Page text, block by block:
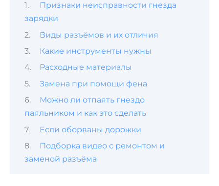
Признаки неисправности гнезда
зарядки
Виды разъёмов и их отличия
Какие инструменты нужны
Расходные материалы
Замена при помощи фена
Можно ли отпаять гнездо
паяльником и как это сделать
Если оборваны дорожки
Подборка видео с ремонтом и
заменой разъёма